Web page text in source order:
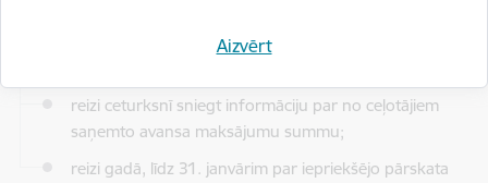
Aizvērt
tūrisma operatoriem un saistīto pakalpojumu sniedzējiem
reizi ceturksnī sniegt informāciju par no ceļotājiem
saņemto avansa maksājumu summu;
reizi gadā, līdz 31. janvārim par iepriekšējo pārskata